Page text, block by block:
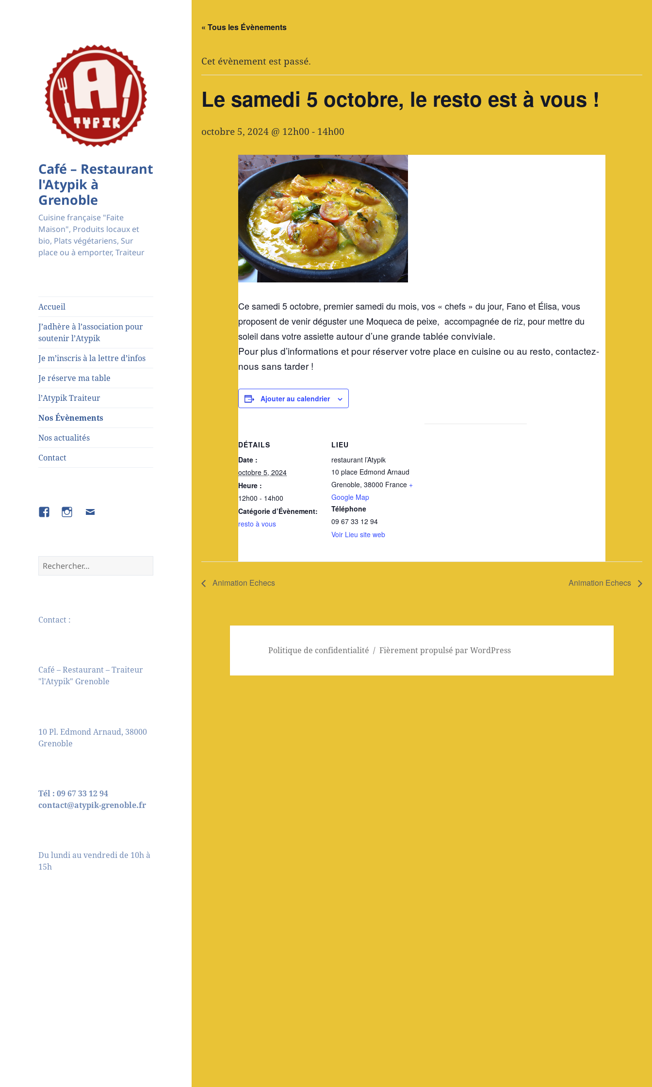
Café – Restaurant
l'Atypik à
Grenoble
Cuisine française "Faite
Maison", Produits locaux et
bio, Plats végétariens, Sur
place ou à emporter, Traiteur
Accueil
J’adhère à l’association pour
soutenir l’Atypik
Je m’inscris à la lettre d’infos
Je réserve ma table
l’Atypik Traiteur
Nos Évènements
Nos actualités
Contact
Contact :
Café – Restaurant – Traiteur
"l'Atypik" Grenoble
10 Pl. Edmond Arnaud, 38000
Grenoble
Tél : 09 67 33 12 94
contact@atypik-grenoble.fr
Du lundi au vendredi de 10h à
15h
« Tous les Évènements
Cet évènement est passé.
Le samedi 5 octobre, le resto est à vous !
octobre 5, 2024 @ 12h00 - 14h00
Ce samedi 5 octobre, premier samedi du mois, vos « chefs » du jour, Fano et Élisa, vous
proposent de venir déguster une Moqueca de peixe, accompagnée de riz, pour mettre du
soleil dans votre assietteautour d’une grande tablée conviviale.
Pour plus d’informations et pour réserver votre place en cuisine ou au resto, contactez-
nous sans tarder !
Ajouter au calendrier
DÉTAILS
Date :
octobre 5, 2024
Heure :
12h00 - 14h00
Catégorie d’Évènement:
resto à vous
LIEU
restaurant l’Atypik
10 place Edmond Arnaud
Grenoble, 38000 France +
Google Map
Téléphone
09 67 33 12 94
Voir Lieu site web
Animation Echecs Animation Echecs
Politique de confidentialité Fièrement propulsé par WordPress